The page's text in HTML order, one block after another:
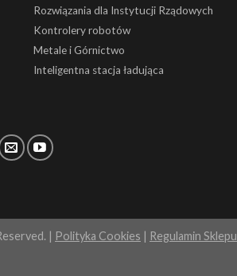
Rozwiązania dla Instytucji Rządowych
Kontrolery robotów
Metale i Górnictwo
Inteligentna stacja ładująca
| Polityka Cookies | Regulamin Sklepu